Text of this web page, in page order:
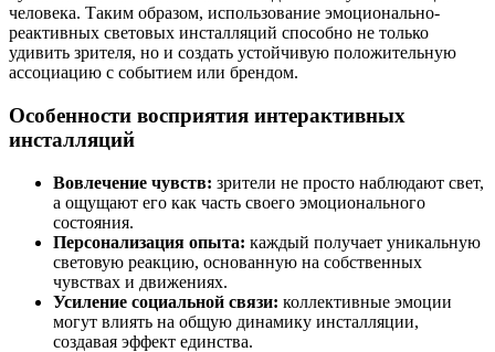
человека. Таким образом, использование эмоционально-
реактивных световых инсталляций способно не только
удивить зрителя, но и создать устойчивую положительную
ассоциацию с событием или брендом.
Особенности восприятия интерактивных
инсталляций
Вовлечение чувств: зрители не просто наблюдают свет,
а ощущают его как часть своего эмоционального
состояния.
Персонализация опыта: каждый получает уникальную
световую реакцию, основанную на собственных
чувствах и движениях.
Усиление социальной связи: коллективные эмоции
могут влиять на общую динамику инсталляции,
создавая эффект единства.